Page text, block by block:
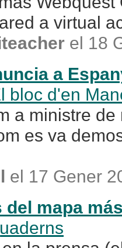
a virtual
el 18
a
bloc d'en
a ministre
es va
el 17 Gener
del mapa